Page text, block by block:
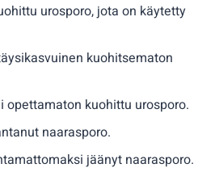
urosporo, jota on käytetty
kuohitsematon
opettamaton kuohittu urosporo.
naarasporo.
jäänyt naarasporo.